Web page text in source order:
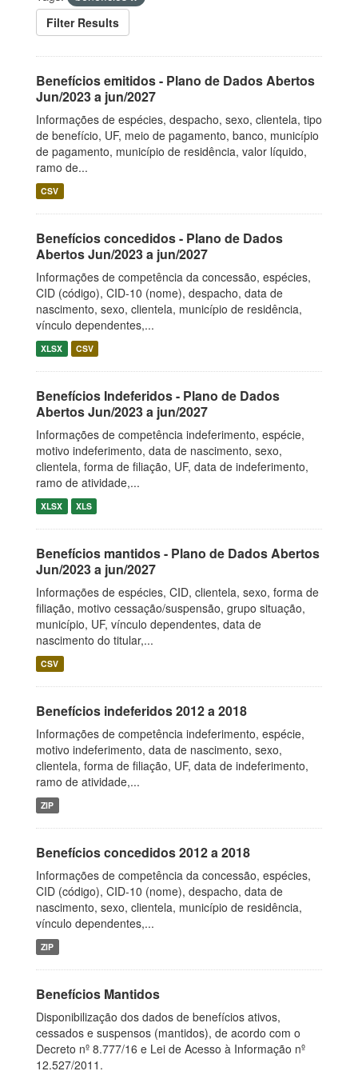
Filter Results
Benefícios emitidos - Plano de Dados Abertos
Jun/2023 a jun/2027
Informações de espécies, despacho, sexo, clientela, tipo
de benefício, UF, meio de pagamento, banco, município
de pagamento, município de residência, valor líquido,
ramo de...
CSV
Benefícios concedidos - Plano de Dados
Abertos Jun/2023 a jun/2027
Informações de competência da concessão, espécies,
CID (código), CID-10 (nome), despacho, data de
nascimento, sexo, clientela, município de residência,
vínculo dependentes,...
XLSX CSV
Benefícios Indeferidos - Plano de Dados
Abertos Jun/2023 a jun/2027
Informações de competência indeferimento, espécie,
motivo indeferimento, data de nascimento, sexo,
clientela, forma de filiação, UF, data de indeferimento,
ramo de atividade,...
XLSX XLS
Benefícios mantidos - Plano de Dados Abertos
Jun/2023 a jun/2027
Informações de espécies, CID, clientela, sexo, forma de
filiação, motivo cessação/suspensão, grupo situação,
município, UF, vínculo dependentes, data de
nascimento do titular,...
CSV
Benefícios indeferidos 2012 a 2018
Informações de competência indeferimento, espécie,
motivo indeferimento, data de nascimento, sexo,
clientela, forma de filiação, UF, data de indeferimento,
ramo de atividade,...
ZIP
Benefícios concedidos 2012 a 2018
Informações de competência da concessão, espécies,
CID (código), CID-10 (nome), despacho, data de
nascimento, sexo, clientela, município de residência,
vínculo dependentes,...
ZIP
Benefícios Mantidos
Disponibilização dos dados de benefícios ativos,
cessados e suspensos (mantidos), de acordo com o
Decreto nº 8.777/16 e Lei de Acesso à Informação nº
12.527/2011.